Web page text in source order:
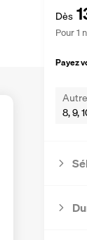
Dès
Pour 1
Payez
8, 9,